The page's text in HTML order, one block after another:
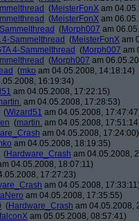
(MeisterFonX am
(MeisterFonX am
(Morph007 am
4-Sammelthread (MeisterFonX am
4-Sammelthread (Morph007 am
(Morph007 am
(mko am 04.05.2008, 14:18:14)
16:19:34)
am 04.05.2008, 17:22:15)
am 04.05.2008, 17:28:53)
(Wizard51 am 04.05.2008,
(martin. am 04.05.2008,
am 04.05.2008, 17:24:00)
am 04.05.2008, 18:19:35)
(Hardware_Crash am 04.05.2008,
04.05.2008, 18:07:11)
17:27:23)
am 04.05.2008,
am 04.05.2008, 17:35:55)
(Hardware_Crash am 04.05.2008,
falconX am 05.05.2008, 08:57:41)